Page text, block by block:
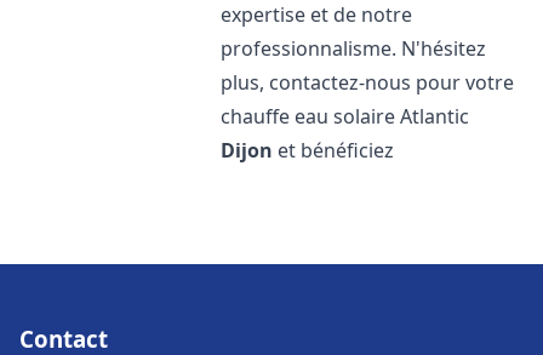
expertise et de notre
professionnalisme. N'hésitez
plus, contactez-nous pour votre
chauffe eau solaire Atlantic
Dijon et bénéficiez
Contact